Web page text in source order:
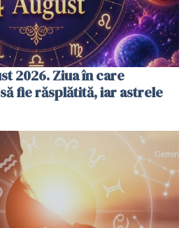
2026. Ziua în care
fie răsplătită, iar astrele